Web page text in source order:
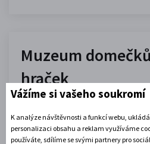
Muzeum
hraček
(platné od 1. 7. 2026 do 31. 8.
Vážíme si vašeho soukromí
K analýze návštěvnosti a funkcí webu,
personalizaci obsahu a reklam využíváme
používáte, sdílíme se svými partnery pro